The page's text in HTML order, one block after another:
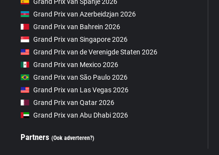
Grand Prix van Spanje 2026
Grand Prix van Azerbeidzjan 2026
Grand Prix van Bahrein 2026
Grand Prix van Singapore 2026
Grand Prix van de Verenigde Staten 2026
Grand Prix van Mexico 2026
Grand Prix van São Paulo 2026
Grand Prix van Las Vegas 2026
Grand Prix van Qatar 2026
Grand Prix van Abu Dhabi 2026
Partners(Ook adverteren?)